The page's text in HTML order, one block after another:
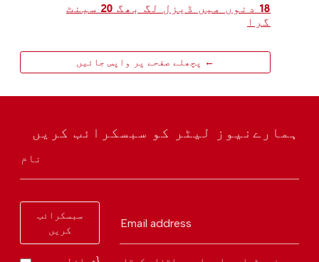
18 دنوں میں ڈیزل لگ بھگ 20 سینٹ
گرا
← پچھلے صفحے پر واپس جائیں
ہمارےنیوز لیٹر کو سبسکرائب کریں
نام
Email address
سبسکرائب
کریں